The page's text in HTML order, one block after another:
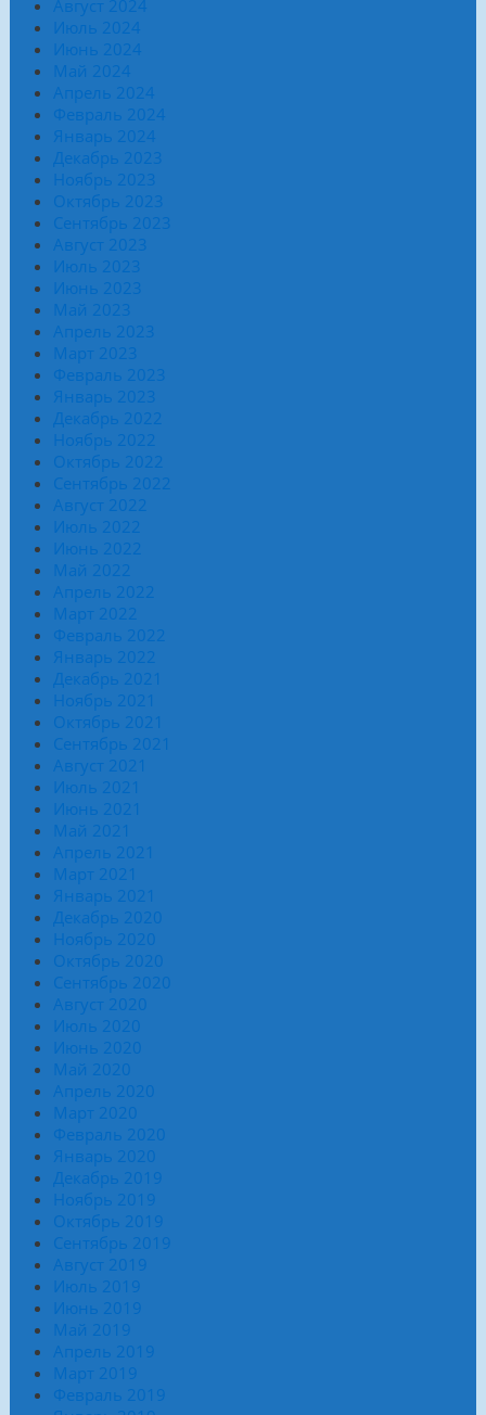
Август 2024
Июль 2024
Июнь 2024
Май 2024
Апрель 2024
Февраль 2024
Январь 2024
Декабрь 2023
Ноябрь 2023
Октябрь 2023
Сентябрь 2023
Август 2023
Июль 2023
Июнь 2023
Май 2023
Апрель 2023
Март 2023
Февраль 2023
Январь 2023
Декабрь 2022
Ноябрь 2022
Октябрь 2022
Сентябрь 2022
Август 2022
Июль 2022
Июнь 2022
Май 2022
Апрель 2022
Март 2022
Февраль 2022
Январь 2022
Декабрь 2021
Ноябрь 2021
Октябрь 2021
Сентябрь 2021
Август 2021
Июль 2021
Июнь 2021
Май 2021
Апрель 2021
Март 2021
Январь 2021
Декабрь 2020
Ноябрь 2020
Октябрь 2020
Сентябрь 2020
Август 2020
Июль 2020
Июнь 2020
Май 2020
Апрель 2020
Март 2020
Февраль 2020
Январь 2020
Декабрь 2019
Ноябрь 2019
Октябрь 2019
Сентябрь 2019
Август 2019
Июль 2019
Июнь 2019
Май 2019
Апрель 2019
Март 2019
Февраль 2019